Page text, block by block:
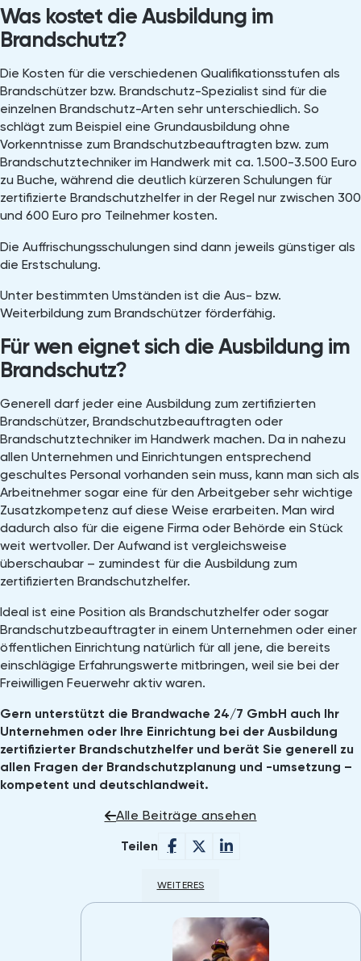
Was kostet die Ausbildung im
Brandschutz?
Die Kosten für die verschiedenen Qualifikationsstufen als
Brandschützer bzw. Brandschutz-Spezialist sind für die
einzelnen Brandschutz-Arten sehr unterschiedlich. So
schlägt zum Beispiel eine Grundausbildung ohne
Vorkenntnisse zum Brandschutzbeauftragten bzw. zum
Brandschutztechniker im Handwerk mit ca. 1.500-3.500 Euro
zu Buche, während die deutlich kürzeren Schulungen für
zertifizierte Brandschutzhelfer in der Regel nur zwischen 300
und 600 Euro pro Teilnehmer kosten.
Die Auffrischungsschulungen sind dann jeweils günstiger als
die Erstschulung.
Unter bestimmten Umständen ist die Aus- bzw.
Weiterbildung zum Brandschützer förderfähig.
Für wen eignet sich die Ausbildung im
Brandschutz?
Generell darf jeder eine Ausbildung zum zertifizierten
Brandschützer, Brandschutzbeauftragten oder
Brandschutztechniker im Handwerk machen. Da in nahezu
allen Unternehmen und Einrichtungen entsprechend
geschultes Personal vorhanden sein muss, kann man sich als
Arbeitnehmer sogar eine für den Arbeitgeber sehr wichtige
Zusatzkompetenz auf diese Weise erarbeiten. Man wird
dadurch also für die eigene Firma oder Behörde ein Stück
weit wertvoller. Der Aufwand ist vergleichsweise
überschaubar – zumindest für die Ausbildung zum
zertifizierten Brandschutzhelfer.
Ideal ist eine Position als Brandschutzhelfer oder sogar
Brandschutzbeauftragter in einem Unternehmen oder einer
öffentlichen Einrichtung natürlich für all jene, die bereits
einschlägige Erfahrungswerte mitbringen, weil sie bei der
Freiwilligen Feuerwehr aktiv waren.
Gern unterstützt die Brandwache 24/7 GmbH auch Ihr
Unternehmen oder Ihre Einrichtung bei der Ausbildung
zertifizierter Brandschutzhelfer und berät Sie generell zu
allen Fragen der Brandschutzplanung und -umsetzung –
kompetent und deutschlandweit.
Alle Beiträge ansehen
Teilen
WEITERES